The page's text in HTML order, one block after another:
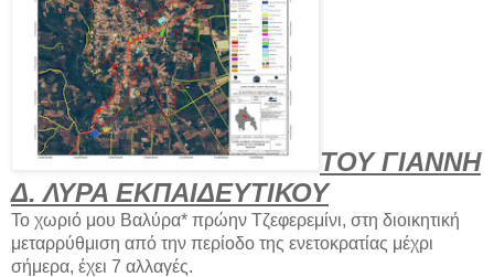
ΤΟΥ ΓΙΑΝΝΗ
Δ. ΛΥΡΑ ΕΚΠΑΙΔΕΥΤΙΚΟΥ
Το χωριό μου Βαλύρα* πρώην Τζεφερεμίνι, στη διοικητική
μεταρρύθμιση από την περίοδο της ενετοκρατίας μέχρι
σήμερα, έχει 7 αλλαγές.